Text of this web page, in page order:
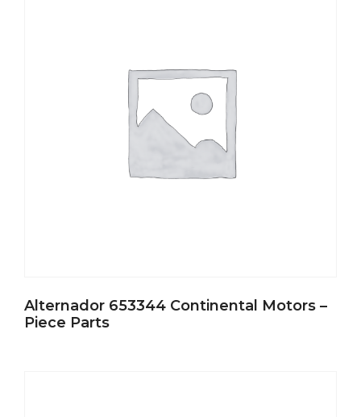
Alternador 653344 Continental Motors –
Piece Parts